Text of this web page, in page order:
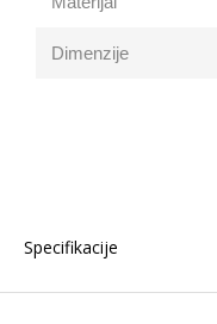
Dimenzije
Specifikacije